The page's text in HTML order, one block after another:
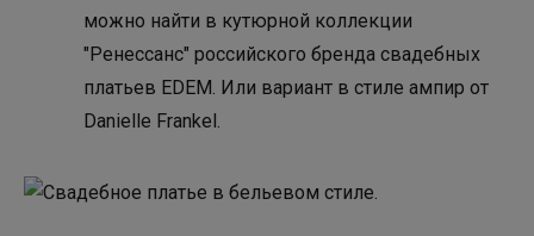
можно найти в кутюрной коллекции
"Ренессанс" российского бренда свадебных
платьев EDEM. Или вариант в стиле ампир от
Danielle Frankel.